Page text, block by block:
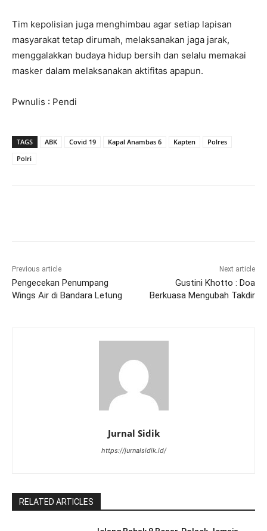
Tim kepolisian juga menghimbau agar setiap lapisan
masyarakat tetap dirumah, melaksanakan jaga jarak,
menggalakkan budaya hidup bersih dan selalu memakai
masker dalam melaksanakan aktifitas apapun.
Pwnulis : Pendi
TAGS ABK Covid 19 Kapal Anambas 6 Kapten
Polres
Polri
Previous article
Pengecekan Penumpang
Wings Air di Bandara Letung
Next article
Gustini Khotto : Doa
Berkuasa Mengubah Takdir
Jurnal Sidik
https://jurnalsidik.id/
RELATED ARTICLES